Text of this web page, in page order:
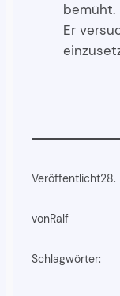
bemüht.
Er
Veröffentlicht28.
vonRalf
Schlagwörter: